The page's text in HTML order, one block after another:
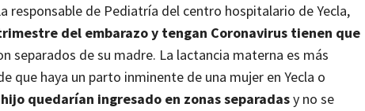
responsable de Pediatría del centro hospitalario de Yecla,
del embarazo y tengan Coronavirus tienen que
separados de su madre. La lactancia materna es más
que haya un parto inminente de una mujer en Yecla o
quedarían ingresado en zonas separadasy no se